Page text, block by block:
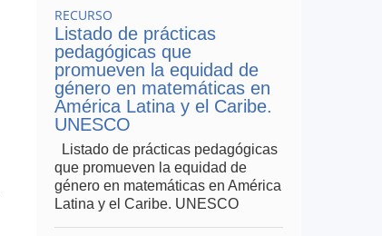
RECURSO
Listado de prácticas
pedagógicas que
promueven la equidad de
género en matemáticas en
América Latina y el Caribe.
UNESCO
Listado de prácticas pedagógicas
que promueven la equidad de
género en matemáticas en América
Latina y el Caribe. UNESCO